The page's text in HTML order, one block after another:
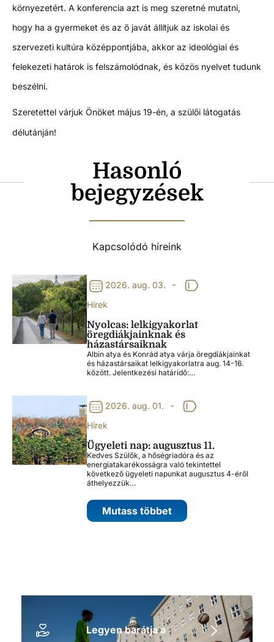
környezetért. A konferencia azt is meg szeretné mutatni,
hogy ha a gyermeket és az ő javát állítjuk az iskolai és
szervezeti kultúra középpontjába, akkor az ideológiai és
felekezeti határok is felszámolódnak, és közös nyelvet tudunk
beszélni.
Szeretettel várjuk Önöket május 19-én, a szülői látogatás
délutánján!
Hasonló
bejegyzések
Kapcsolódó híreink
2026. aug. 03. -
Hírek
Nyolcas: lelkigyakorlat
öregdiákjainknak és
házastársaiknak
Albin atya és Konrád atya várja öregdiákjainkat
és házastársaikat lelkigyakorlatra aug. 14-16.
között. Jelentkezési határidő:…
2026. aug. 01. -
Hírek
Ügyeleti nap: augusztus 11.
Kedves Szülők, a hőségriadóra és az
energiatakarékosságra való tekintettel
következő ügyeleti napunkat augusztus 4-éről
áthelyezzük…
Mutass többet
Legyen barátja a